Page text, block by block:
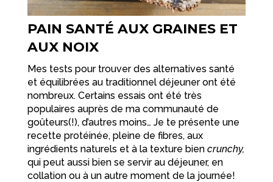
PAIN SANTÉ AUX GRAINES ET
AUX NOIX
Mes tests pour trouver des alternatives santé
et équilibrées au traditionnel déjeuner ont été
nombreux. Certains essais ont été très
populaires auprès de ma communauté de
goûteurs(!), d’autres moins… Je te présente une
recette protéinée, pleine de fibres, aux
ingrédients naturels et à la texture bien crunchy,
qui peut aussi bien se servir au déjeuner, en
collation ou à un autre moment de la journée!